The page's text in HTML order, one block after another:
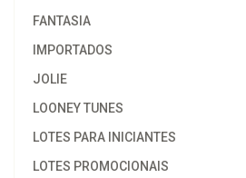
FANTASIA
IMPORTADOS
JOLIE
LOONEY TUNES
LOTES PARA INICIANTES
LOTES PROMOCIONAIS